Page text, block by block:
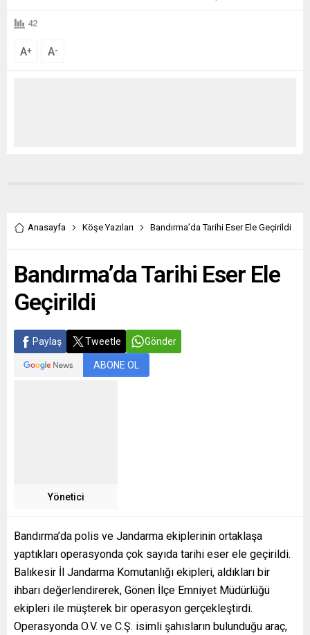
42
A+ A-
Anasayfa Köşe Yazıları Bandırma’da Tarihi Eser Ele Geçirildi
Bandırma’da Tarihi Eser Ele
Geçirildi
Paylaş Tweetle Gönder
ABONE OL
Yönetici
Bandırma’da polis ve Jandarma ekiplerinin ortaklaşa
yaptıkları operasyonda çok sayıda tarihi eser ele geçirildi.
Balıkesir İl Jandarma Komutanlığı ekipleri, aldıkları bir
ihbarı değerlendirerek, Gönen İlçe Emniyet Müdürlüğü
ekipleri ile müşterek bir operasyon gerçekleştirdi.
Operasyonda O.V. ve C.Ş. isimli şahısların bulunduğu araç,